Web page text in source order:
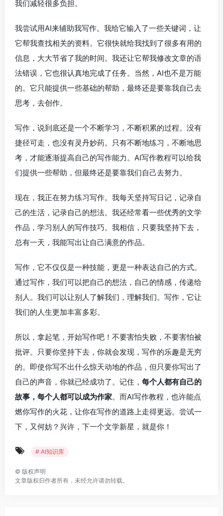
我们减轻很多负担。
我尝试用AI来辅助我写作。我给它输入了一些关键词，让
它帮我查找相关的资料。它很快就给我找到了很多有用的
信息，大大节省了我的时间。我还让它帮我修改文章的语
法错误，它也很认真地完成了任务。当然，AI也不是万能
的。它只能提供一些基础的帮助，最终还是要靠我自己去
思考，去创作。
写作，说到底还是一个不断学习，不断积累的过程。没有
捷径可走，也没有灵丹妙药。只有不断地练习，不断地思
考，才能逐渐提高自己的写作能力。AI写作教程可以给我
们提供一些帮助，但最终还是要靠我们自己去努力。
现在，我正在努力练习写作。我每天坚持写日记，记录自
己的生活，记录自己的想法。我还经常看一些优秀的文学
作品，学习别人的写作技巧。我相信，只要我坚持下去，
总有一天，我能写出让自己满意的作品。
写作，它不仅仅是一种技能，更是一种表达自己的方式。
通过写作，我们可以把自己的想法，自己的情感，传递给
别人。我们可以让别人了解我们，理解我们。写作，它让
我们的人生更加丰富多彩。
所以，拿起笔，开始写作吧！不要害怕失败，不要害怕被
批评。只要你坚持下去，你就会发现，写作的乐趣是无穷
的。即使你写不出什么惊天动地的作品，但只要你写出了
自己的声音，你就已经成功了。记住， 每个人都有自己的
故事，每个人都可以成为作家。而AI写作教程，也许能点
燃你写作的火花，让你在写作的道路上走得更远。尝试一
下，又何妨？兴许，下一个文学新星，就是你！
# AI知识库
© 版权声明
文章版权归作者所有，未经允许请勿转载。